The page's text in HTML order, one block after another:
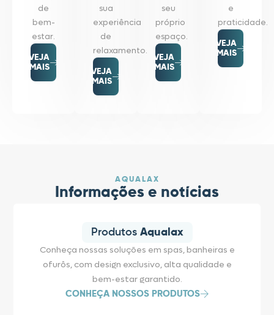
de
bem-
estar.
VEJA
MAIS
sua
experiência
de
relaxamento.
VEJA
MAIS
seu
próprio
espaço.
VEJA
MAIS
e
praticidade.
VEJA
MAIS
AQUALAX
Informações e notícias
Produtos Aqualax
Conheça nossas soluções em spas, banheiras e
ofurôs, com design exclusivo, alta qualidade e
bem-estar garantido.
CONHEÇA NOSSOS PRODUTOS